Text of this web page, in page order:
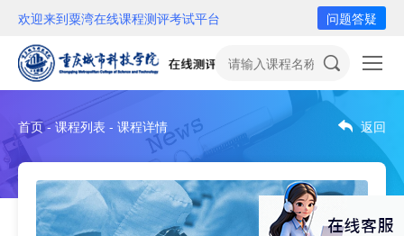
欢迎来到粟湾在线课程测评考试平台 问题答疑
首页 - 课程列表 - 课程详情 返回